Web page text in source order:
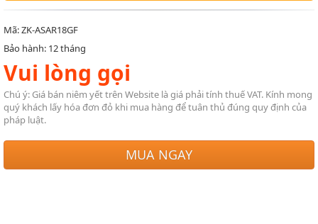
Mã: ZK-ASAR18GF
Bảo hành: 12 tháng
Vui lòng gọi
Chú ý: Giá bán niêm yết trên Website là giá phải tính thuế VAT. Kính mong
quý khách lấy hóa đơn đỏ khi mua hàng để tuân thủ đúng quy định của
pháp luật.
MUA NGAY